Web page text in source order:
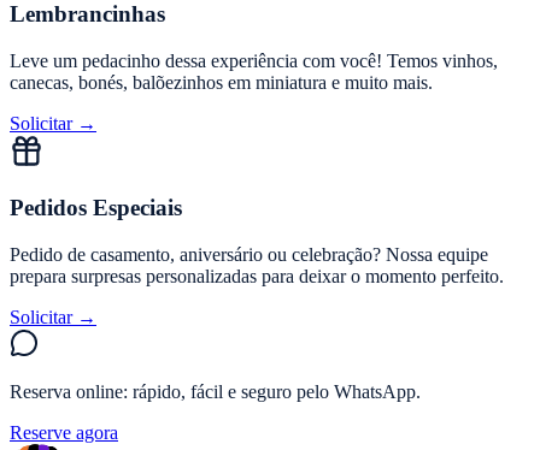
Lembrancinhas
Leve um pedacinho dessa experiência com você! Temos vinhos,
canecas, bonés, balõezinhos em miniatura e muito mais.
Solicitar →
Pedidos Especiais
Pedido de casamento, aniversário ou celebração? Nossa equipe
prepara surpresas personalizadas para deixar o momento perfeito.
Solicitar →
Reserva online: rápido, fácil e seguro pelo WhatsApp.
Reserve agora